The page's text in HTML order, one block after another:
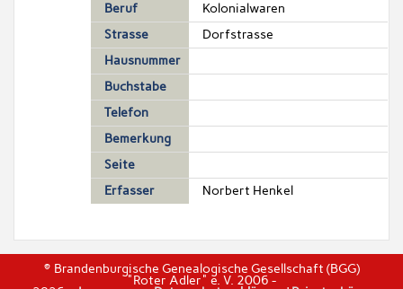
Beruf
Kolonialwaren
Strasse
Dorfstrasse
Hausnummer
Buchstabe
Telefon
Bemerkung
Seite
Erfasser
Norbert Henkel
© Brandenburgische Genealogische Gesellschaft (BGG)
"Roter Adler" e. V. 2006 -